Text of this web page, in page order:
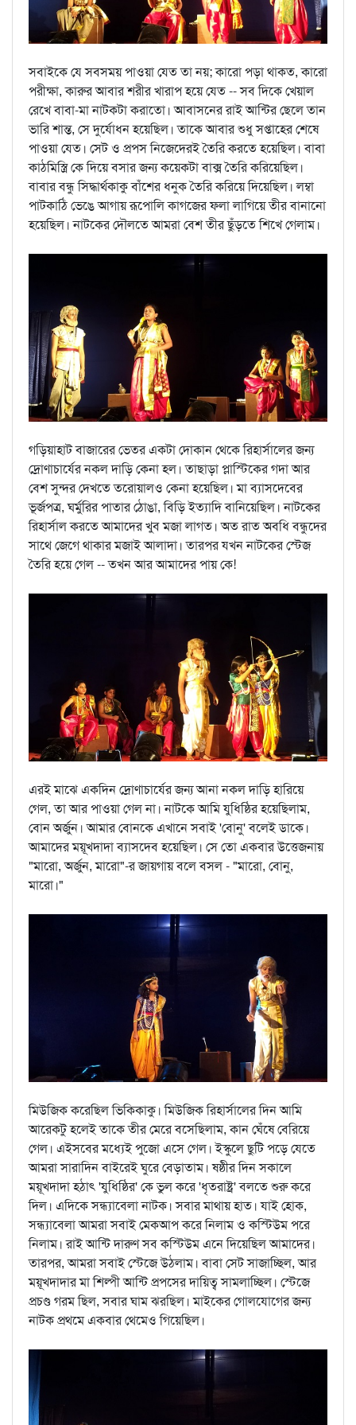
সবাইকে যে সবসময় পাওয়া যেত তা নয়; কারো পড়া থাকত, কারো
পরীক্ষা, কারুর আবার শরীর খারাপ হয়ে যেত -- সব দিকে খেয়াল
রেখে বাবা-মা নাটকটা করাতো। আবাসনের রাই আন্টির ছেলে তান
ভারি শান্ত, সে দুর্যোধন হয়েছিল। তাকে আবার শুধু সপ্তাহের শেষে
পাওয়া যেত। সেট ও প্রপস নিজেদেরই তৈরি করতে হয়েছিল। বাবা
কাঠমিস্ত্রি কে দিয়ে বসার জন্য কয়েকটা বাক্স তৈরি করিয়েছিল।
বাবার বন্ধু সিদ্ধার্থকাকু বাঁশের ধনুক তৈরি করিয়ে দিয়েছিল। লম্বা
পাটকাঠি ভেঙে আগায় রূপোলি কাগজের ফলা লাগিয়ে তীর বানানো
হয়েছিল। নাটকের দৌলতে আমরা বেশ তীর ছুঁড়তে শিখে গেলাম।
গড়িয়াহাট বাজারের ভেতর একটা দোকান থেকে রিহার্সালের জন্য
দ্রোণাচার্যের নকল দাড়ি কেনা হল। তাছাড়া প্লাস্টিকের গদা আর
বেশ সুন্দর দেখতে তরোয়ালও কেনা হয়েছিল। মা ব্যাসদেবের
ভূর্জপত্র, ঘর্মুরির পাতার ঠোঙা, বিড়ি ইত্যাদি বানিয়েছিল। নাটকের
রিহার্সাল করতে আমাদের খুব মজা লাগত। অত রাত অবধি বন্ধুদের
সাথে জেগে থাকার মজাই আলাদা। তারপর যখন নাটকের স্টেজ
তৈরি হয়ে গেল -- তখন আর আমাদের পায় কে!
এরই মাঝে একদিন দ্রোণাচার্যের জন্য আনা নকল দাড়ি হারিয়ে
গেল, তা আর পাওয়া গেল না। নাটকে আমি যুধিষ্ঠির হয়েছিলাম,
বোন অর্জুন। আমার বোনকে এখানে সবাই 'বোনু' বলেই ডাকে।
আমাদের ময়ূখদাদা ব্যাসদেব হয়েছিল। সে তো একবার উত্তেজনায়
"মারো, অর্জুন, মারো"-র জায়গায় বলে বসল - "মারো, বোনু,
মারো।"
মিউজিক করেছিল ভিকিকাকু। মিউজিক রিহার্সালের দিন আমি
আরেকটু হলেই তাকে তীর মেরে বসেছিলাম, কান ঘেঁষে বেরিয়ে
গেল। এইসবের মধ্যেই পুজো এসে গেল। ইস্কুলে ছুটি পড়ে যেতে
আমরা সারাদিন বাইরেই ঘুরে বেড়াতাম। ষষ্ঠীর দিন সকালে
ময়ূখদাদা হঠাৎ 'যুধিষ্ঠির' কে ভুল করে 'ধৃতরাষ্ট্র' বলতে শুরু করে
দিল। এদিকে সন্ধ্যাবেলা নাটক। সবার মাথায় হাত। যাই হোক,
সন্ধ্যাবেলা আমরা সবাই মেকআপ করে নিলাম ও কস্টিউম পরে
নিলাম। রাই আন্টি দারুণ সব কস্টিউম এনে দিয়েছিল আমাদের।
তারপর, আমরা সবাই স্টেজে উঠলাম। বাবা সেট সাজাচ্ছিল, আর
ময়ূখদাদার মা শিল্পী আন্টি প্রপসের দায়িত্ব সামলাচ্ছিল। স্টেজে
প্রচণ্ড গরম ছিল, সবার ঘাম ঝরছিল। মাইকের গোলযোগের জন্য
নাটক প্রথমে একবার থেমেও গিয়েছিল।